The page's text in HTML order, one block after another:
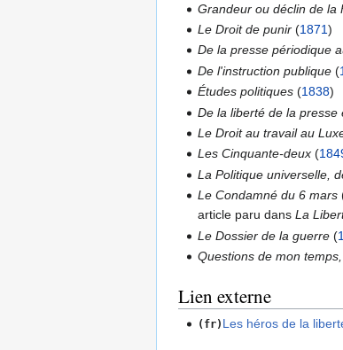
Grandeur ou déclin de la
Le Droit de punir (1871)
De la presse périodique
De l'instruction publique (
Études politiques (1838)
De la liberté de la presse
Le Droit au travail au
Les Cinquante-deux (
La Politique universelle,
Le Condamné du 6 mars
article paru dansLa
Le Dossier de la guerre (
Questions de mon temps,
Lien externe
(fr) Les héros de la